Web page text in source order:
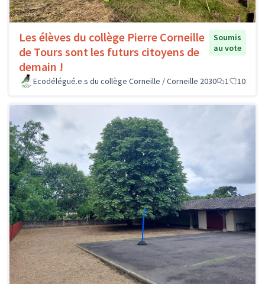
Les élèves du collège Pierre Corneille
de Tours sont les futurs citoyens de
demain !
Soumis
au vote
Ecodélégué.e.s du collège Corneille / Corneille 2030 1 10